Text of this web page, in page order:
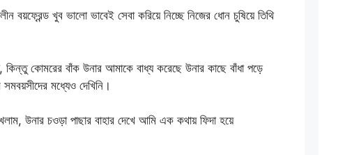
বয়ফ্রেন্ড খুব ভালো ভাবেই সেবা করিয়ে নিচ্ছে নিজের ধোন চুষিয়ে তিথি
কোমরের বাঁক উনার আমাকে বাধ্য করেছে উনার কাছে বাঁধা পড়ে
মধ্যেও দেখিনি।
উনার চওড়া পাছার বাহার দেখে আমি এক কথায় ফিদা হয়ে